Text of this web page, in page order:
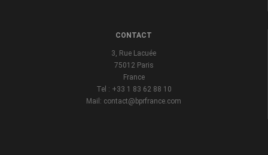
CONTACT
3, Rue Lacuée
75012 Paris
France
Tel : +33 1 83 62 88 10
Mail: contact@bprfrance.com